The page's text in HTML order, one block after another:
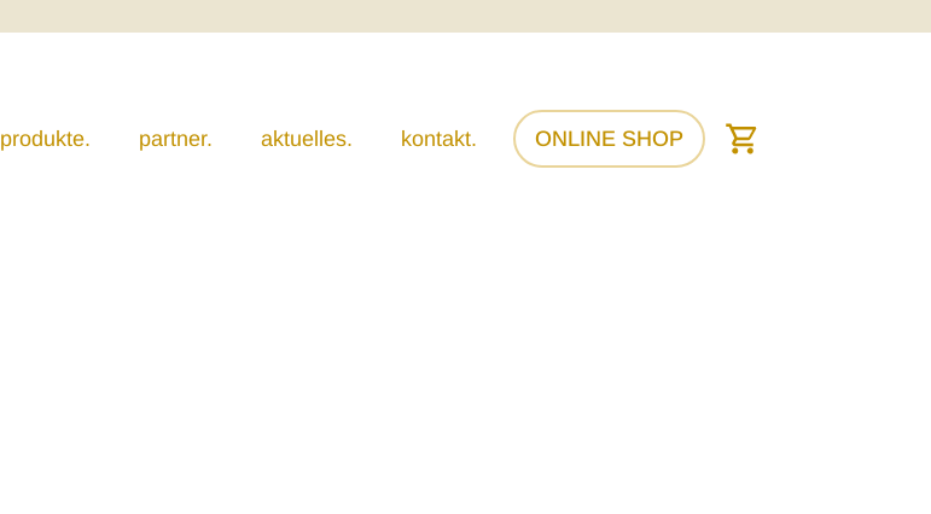
produkte. partner. aktuelles. kontakt. ONLINE SHOP